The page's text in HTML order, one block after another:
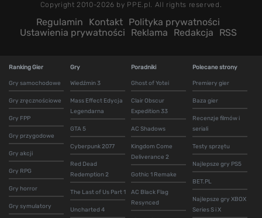
Copyright 2010-2026 by PPE.pl. All rights reserved.
Regulamin Kontakt Polityka prywatności
Ustawienia prywatności
Reklama Redakcja RSS
Ranking Gier
Gry samochodowe
Gry zręcznościowe
Gry FPP
Gry przygodowe
Gry akcji
Gry RPG
Gry horror
Gry symulatory
Gry
Wiedźmin 3
Mass Effect Edycja
Legendarna
GTA 5
Cyberpunk 2077
Red Dead
Redemption 2
The Last of Us Part 1
Uncharted 4
Poradniki
Ghost of Yotei
Clair Obscur
Expedition 33
AC Shadows
Kingdom Come
Deliverance 2
Gothic 1 Remake
AC Black Flag
Resynced
Polecane strony
Premiery gier
Baza gier
Recenzje filmów i
seriali
Testy sprzętu
Najlepsze gry PS5
BET.PL
Najlepsze gry XBOX
Series S i X